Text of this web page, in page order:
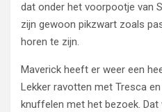
dat onder het voorpootje van
zijn gewoon pikzwart zoals
horen te zijn.
Maverick heeft er weer een
Lekker ravotten met Tresca
knuffelen met het bezoek. Dat